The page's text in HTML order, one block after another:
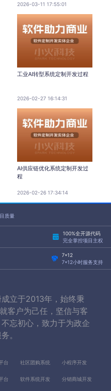
2026-03-11 17:55:01
工业AI转型系统定制开发过程
2026-02-27 16:14:31
AI供应链优化系统定制开发过
程
2026-02-26 17:34:14
质量
100%全开源代码
完全掌控项目主权
7*12
7*12小时服务支持
立于2013年，始终秉
客户为己任，坚信与客
忘初心，致力于为政企
。
台 社区团购系统 小程序开发
台 软件系统开发 分销商城开发